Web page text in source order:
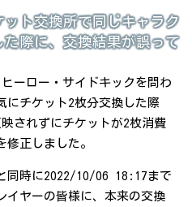
ット交換所で同じキャラク
際に、交換結果が誤って
ーロー・サイドキックを問わ
にチケット2枚分交換した際
されずにチケットが2枚消費
修正しました。
同時に2022/10/06 18:17まで
イヤーの皆様に、本来の交換